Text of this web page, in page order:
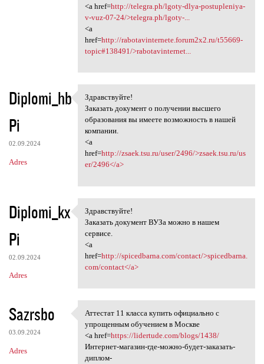
<a href=http://telegra.ph/lgoty-dlya-postupleniya-
v-vuz-07-24/>telegra.ph/lgoty-...
<a
href=http://rabotavinternete.forum2x2.ru/t55669-
topic#138491/>rabotavinternet...
Diplomi_hb
Pi
02.09.2024
Adres
Здравствуйте!
Здравствуйте!
Заказать документ о получении высшего
образования вы имеете возможность в нашей
компании.
<a
href=http://zsaek.tsu.ru/user/2496/>zsaek.tsu.ru/us
er/2496</a>
Diplomi_kx
Pi
02.09.2024
Adres
Здравствуйте!
Здравствуйте!
Заказать документ ВУЗа можно в нашем
сервисе.
<a
href=http://spicedbarna.com/contact/>spicedbarna.
com/contact</a>
Sazrsbo
03.09.2024
Adres
Аттестат 11 класса купить
Аттестат 11 класса купить официально с
упрощенным обучением в Москве
<a href=https://lidertude.com/blogs/1438/
Интернет-магазин-где-можно-будет-заказать-
диплом-